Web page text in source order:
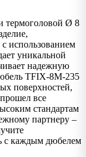
термоголовой Ø 8
использованием
уникальной
надежную
TFIX-8M-235
поверхностей,
все
стандартам
партнеру –
с каждым дюбелем